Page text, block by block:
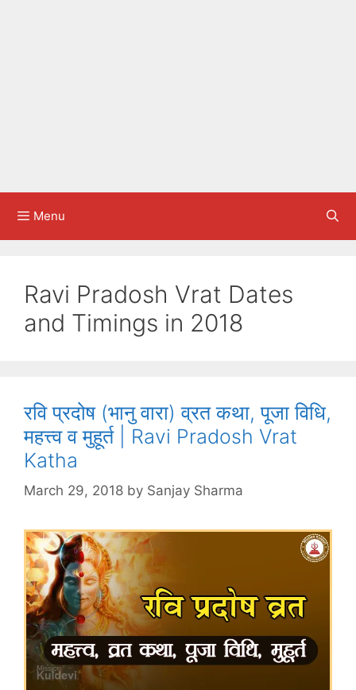
Menu
Ravi Pradosh Vrat Dates
and Timings in 2018
रवि प्रदोष (भानु वारा) व्रत कथा, पूजा विधि,
महत्त्व व मुहूर्त | Ravi Pradosh Vrat
Katha
March 29, 2018 by Sanjay Sharma